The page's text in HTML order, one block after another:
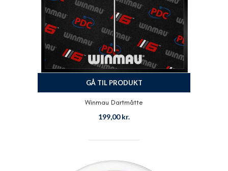
GÅ TIL PRODUKT
Winmau Dartmåtte
199,00kr.